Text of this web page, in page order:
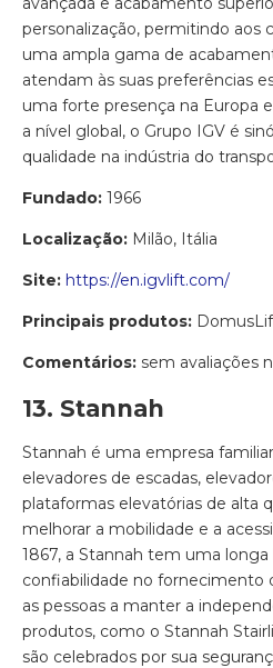
personalização, permitindo aos
uma ampla gama de
atendam às suas preferências
uma forte presença na Europa
a nível global, o Grupo IGV é
qualidade na indústria do
Fundado: 1966
Localização: Milão, Itália
Site: https://en.igvlift.com/
Principais produtos:
Comentários: sem avaliações
13. Stannah
Stannah é uma empresa
elevadores de escadas,
plataformas elevatórias de alta
melhorar a mobilidade e a
1867, a Stannah tem uma
confiabilidade no fornecimento
as pessoas a manter a
produtos, como o Stannah
são celebrados por sua